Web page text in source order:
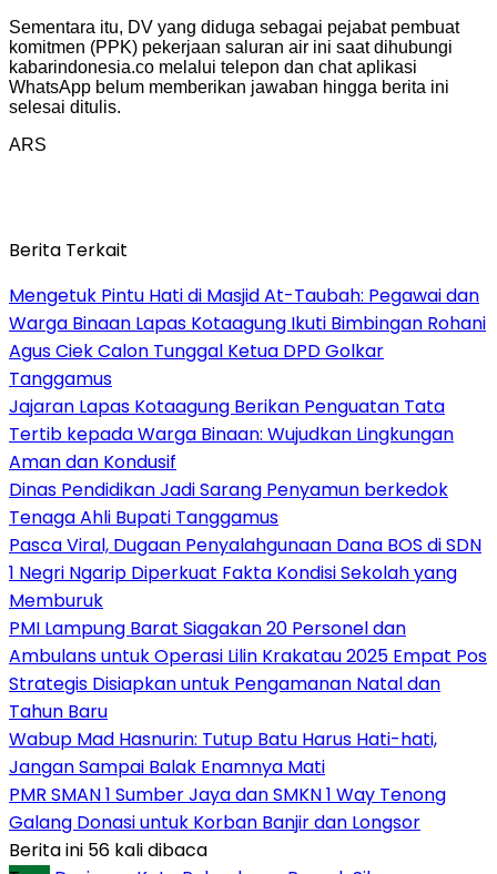
Sementara itu, DV yang diduga sebagai pejabat pembuat
komitmen (PPK) pekerjaan saluran air ini saat dihubungi
kabarindonesia.co melalui telepon dan chat aplikasi
WhatsApp belum memberikan jawaban hingga berita ini
selesai ditulis.
ARS
Berita Terkait
Mengetuk Pintu Hati di Masjid At-Taubah: Pegawai dan
Warga Binaan Lapas Kotaagung Ikuti Bimbingan Rohani
Agus Ciek Calon Tunggal Ketua DPD Golkar
Tanggamus
Jajaran Lapas Kotaagung Berikan Penguatan Tata
Tertib kepada Warga Binaan: Wujudkan Lingkungan
Aman dan Kondusif
Dinas Pendidikan Jadi Sarang Penyamun berkedok
Tenaga Ahli Bupati Tanggamus
Pasca Viral, Dugaan Penyalahgunaan Dana BOS di SDN
1 Negri Ngarip Diperkuat Fakta Kondisi Sekolah yang
Memburuk
PMI Lampung Barat Siagakan 20 Personel dan
Ambulans untuk Operasi Lilin Krakatau 2025 Empat Pos
Strategis Disiapkan untuk Pengamanan Natal dan
Tahun Baru
Wabup Mad Hasnurin: Tutup Batu Harus Hati-hati,
Jangan Sampai Balak Enamnya Mati
PMR SMAN 1 Sumber Jaya dan SMKN 1 Way Tenong
Galang Donasi untuk Korban Banjir dan Longsor
Berita ini 56 kali dibaca